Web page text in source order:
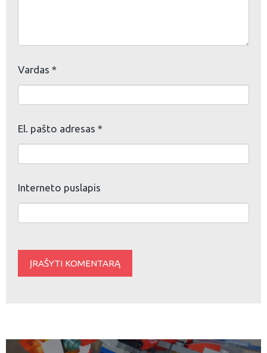
Vardas *
El. pašto adresas *
Interneto puslapis